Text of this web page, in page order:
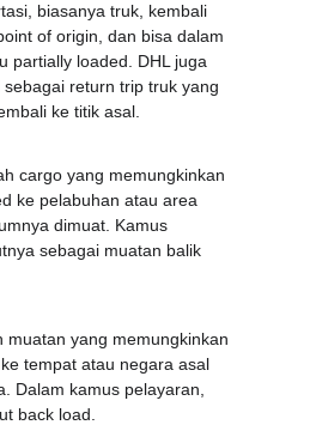
biasanya truk, kembali
of origin, dan bisa dalam
partially loaded. DHL juga
return trip truk yang
ke titik asal.
cargo yang memungkinkan
ke pelabuhan atau area
dimuat. Kamus
sebagai muatan balik
muatan yang memungkinkan
tempat atau negara asal
Dalam kamus pelayaran,
back load.